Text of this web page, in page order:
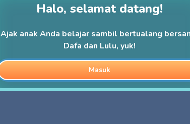
Halo, selamat datang!
Ajak anak Anda belajar sambil bertualang
Dafa dan Lulu, yuk!
Masuk